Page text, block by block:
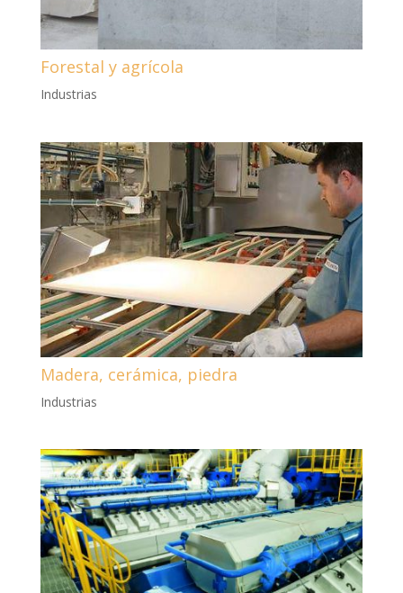
Forestal y agrícola
Industrias
Madera, cerámica, piedra
Industrias